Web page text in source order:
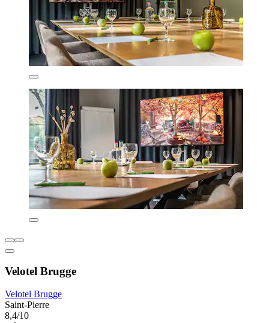
Velotel Brugge
Velotel Brugge
Saint-Pierre
8,4/10